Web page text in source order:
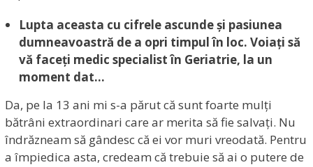
Lupta aceasta cu cifrele ascunde și pasiunea
dumneavoastră de a opri timpul în loc. Voiați să
vă faceți medic specialist în Geriatrie, la un
moment dat…
Da, pe la 13 ani mi s-a părut că sunt foarte mulți
bătrâni extraordinari care ar merita să fie salvați. Nu
îndrăzneam să gândesc că ei vor muri vreodată. Pentru
a împiedica asta, credeam că trebuie să ai o putere de